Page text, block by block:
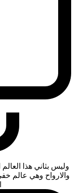
وليس بثاني هذا
والارواح وهي عالم